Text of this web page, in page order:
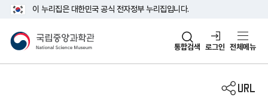
주메뉴 바로가기
본문 바로가기
이 누리집은 대한민국 공식 전자정부 누리집입니다.
국립중앙과학관 통합검색 로그인 전체메뉴